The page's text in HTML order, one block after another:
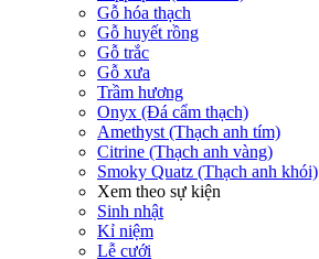
Gỗ hóa thạch
Gỗ huyết rồng
Gỗ trắc
Gỗ xưa
Trầm hương
Onyx (Đá cẩm thạch)
Amethyst (Thạch anh tím)
Citrine (Thạch anh vàng)
Smoky Quatz (Thạch anh khói)
Xem theo sự kiện
Sinh nhật
Kỉ niệm
Lễ cưới